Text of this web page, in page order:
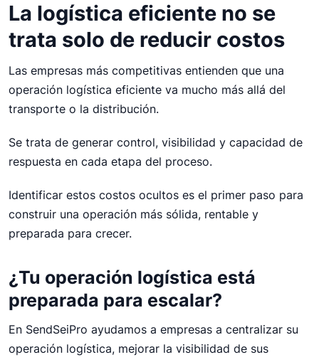
La logística eficiente no se
trata solo de reducir costos
Las empresas más competitivas entienden que una
operación logística eficiente va mucho más allá del
transporte o la distribución.
Se trata de generar control, visibilidad y capacidad de
respuesta en cada etapa del proceso.
Identificar estos costos ocultos es el primer paso para
construir una operación más sólida, rentable y
preparada para crecer.
¿Tu operación logística está
preparada para escalar?
En SendSeiPro ayudamos a empresas a centralizar su
operación logística, mejorar la visibilidad de sus